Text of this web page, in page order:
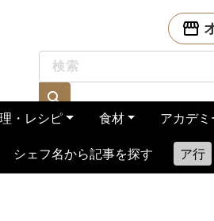
・レシピ 食材 アカデミ
シェフ名から記事を探す ア行